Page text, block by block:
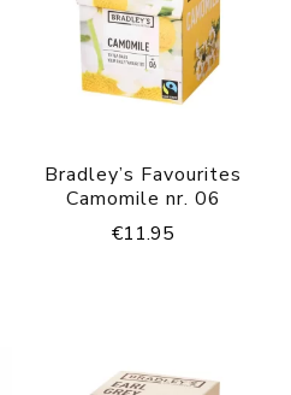
Bradley’s Favourites
Camomile nr. 06
€11.95